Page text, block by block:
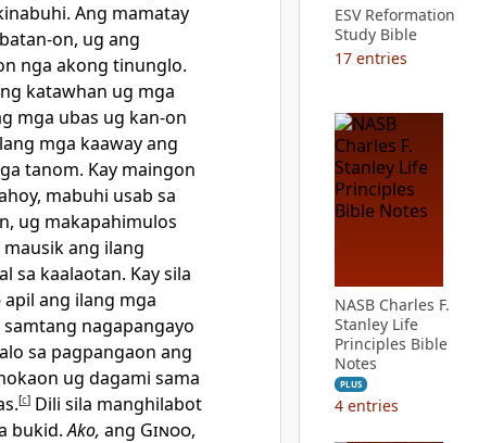
Ang mamatay
on, ug ang
nga akong tinunglo.
katawhan ug mga
mga ubas ug kan-on
mga kaaway ang
tanom. Kay maingon
mabuhi usab sa
ug makapahimulos
mausik ang ilang
sa kaalaotan. Kay sila
apil ang ilang mga
nagapangayo
sa pagpangaon ang
ug dagami sama
[c] Dili sila manghilabot
bukid.Ako, ang Ginoo,
ESV Reformation
Study Bible
17 entries
NASB Charles F.
Stanley Life
Principles Bible
Notes
PLUS
4 entries